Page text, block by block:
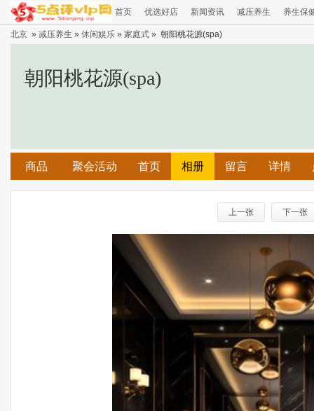
首页 优选好店 新闻资讯 减压养生 养生保
北京 » 减压养生 » 休闲娱乐 » 家庭式 » 朝阳桃花源(spa)
朝阳桃花源(spa)
商品 聚会活动 首页 相册 留言 详情
上一张 下一张